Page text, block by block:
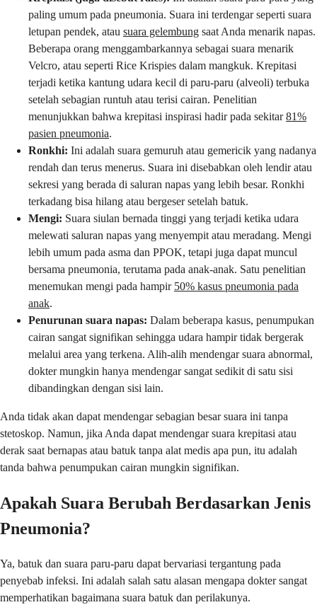
paling umum pada pneumonia. Suara ini terdengar seperti suara
letupan pendek, atau suara gelembung saat Anda menarik napas.
Beberapa orang menggambarkannya sebagai suara menarik
Velcro, atau seperti Rice Krispies dalam mangkuk. Krepitasi
terjadi ketika kantung udara kecil di paru-paru (alveoli) terbuka
setelah sebagian runtuh atau terisi cairan. Penelitian
menunjukkan bahwa krepitasi inspirasi hadir pada sekitar81%
pasien pneumonia.
Ronkhi: Ini adalah suara gemuruh atau gemericik yang nadanya
rendah dan terus menerus. Suara ini disebabkan oleh lendir atau
sekresi yang berada di saluran napas yang lebih besar. Ronkhi
terkadang bisa hilang atau bergeser setelah batuk.
Mengi: Suara siulan bernada tinggi yang terjadi ketika udara
melewati saluran napas yang menyempit atau meradang. Mengi
lebih umum pada asma dan PPOK, tetapi juga dapat muncul
bersama pneumonia, terutama pada anak-anak. Satu penelitian
menemukan mengi pada hampir 50% kasus pneumonia pada
anak.
Penurunan suara napas: Dalam beberapa kasus, penumpukan
cairan sangat signifikan sehingga udara hampir tidak bergerak
melalui area yang terkena. Alih-alih mendengar suara abnormal,
dokter mungkin hanya mendengar sangat sedikit di satu sisi
dibandingkan dengan sisi lain.
Anda tidak akan dapat mendengar sebagian besar suara ini tanpa
stetoskop. Namun, jika Anda dapat mendengar suara krepitasi atau
derak saat bernapas atau batuk tanpa alat medis apa pun, itu adalah
tanda bahwa penumpukan cairan mungkin signifikan.
Apakah Suara Berubah Berdasarkan Jenis
Pneumonia?
Ya, batuk dan suara paru-paru dapat bervariasi tergantung pada
penyebab infeksi. Ini adalah salah satu alasan mengapa dokter sangat
memperhatikan bagaimana suara batuk dan perilakunya.